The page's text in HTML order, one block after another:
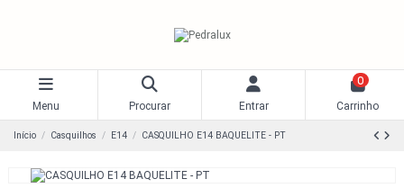
Menu Procurar Entrar
0
Carrinho
Início Casquilhos E14 CASQUILHO E14 BAQUELITE - PT